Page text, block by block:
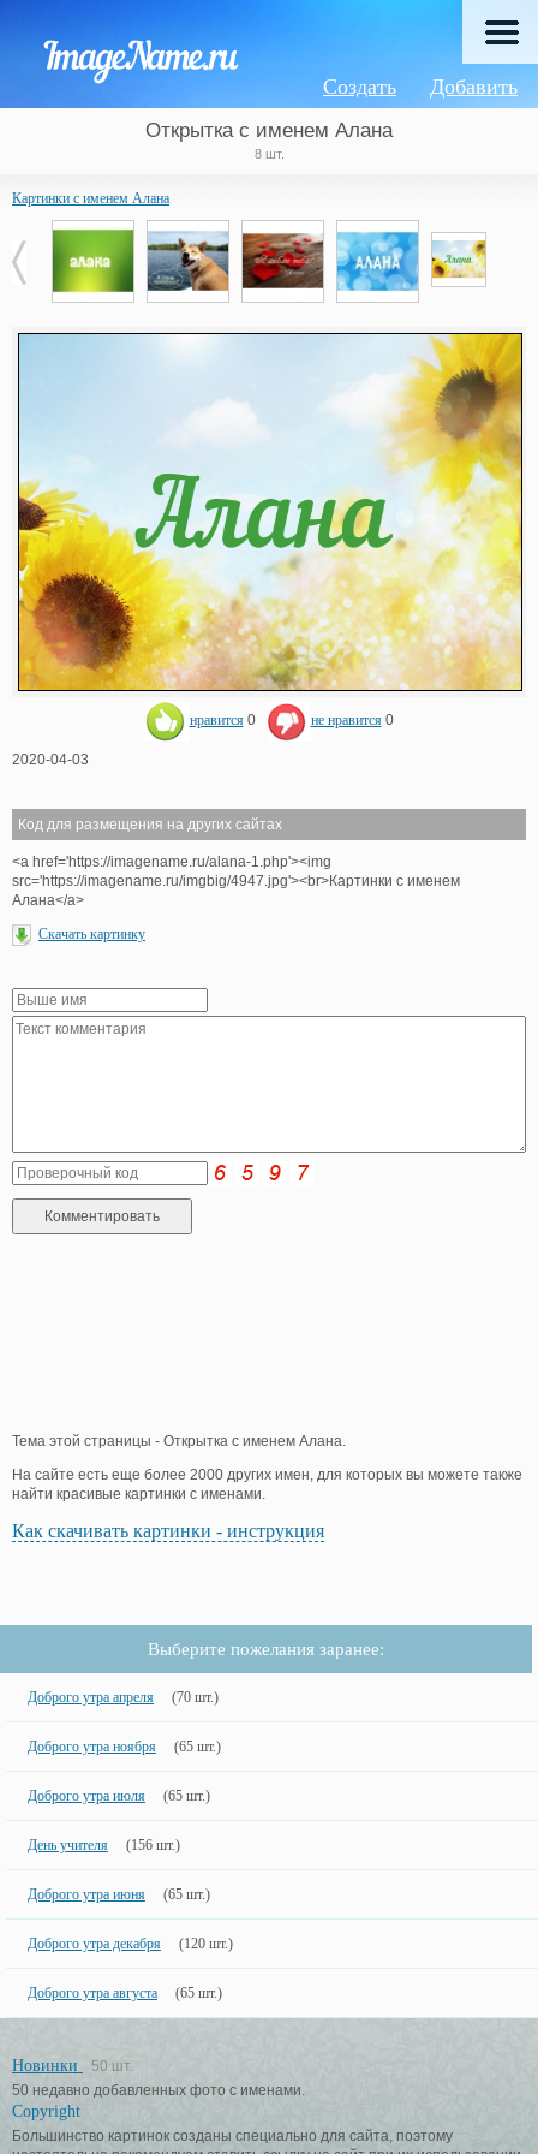
Добавить
Создать
Открытка с именем Алана
8 шт.
Картинки с именем Алана
нравится 0 не нравится 0
2020-04-03
Код для размещения на других сайтах
<a href='https://imagename.ru/alana-1.php'><img
src='https://imagename.ru/imgbig/4947.jpg'><br>Картинки с именем
Алана</a>
Скачать картинку
Тема этой страницы - Открытка с именем Алана.
На сайте есть еще более 2000 других имен, для которых вы можете также
найти красивые картинки с именами.
Как скачивать картинки - инструкция
Выберите пожелания заранее:
Доброго утра апреля (70 шт.)
Доброго утра ноября (65 шт.)
Доброго утра июля (65 шт.)
День учителя (156 шт.)
Доброго утра июня (65 шт.)
Доброго утра декабря (120 шт.)
Доброго утра августа (65 шт.)
Новинки
50 шт.
50 недавно добавленных фото с именами.
Copyright
Большинство картинок созданы специально для сайта, поэтому